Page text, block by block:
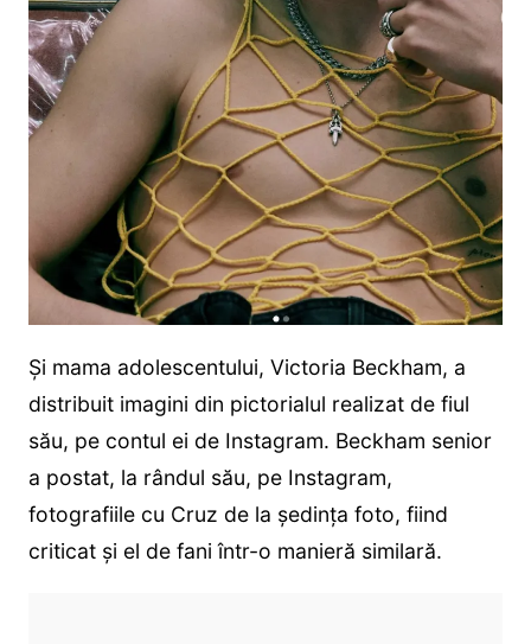
Și mama adolescentului, Victoria Beckham, a
distribuit imagini din pictorialul realizat de fiul
său, pe contul ei de Instagram. Beckham senior
a postat, la rândul său, pe Instagram,
fotografiile cu Cruz de la şedinţa foto, fiind
criticat şi el de fani într-o manieră similară.